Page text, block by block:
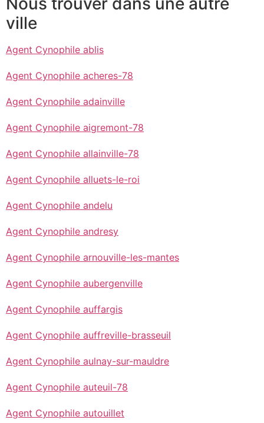
ville
Agent Cynophile ablis
Agent Cynophile acheres-78
Agent Cynophile adainville
Agent Cynophile aigremont-78
Agent Cynophile allainville-78
Agent Cynophile alluets-le-roi
Agent Cynophile andelu
Agent Cynophile andresy
Agent Cynophile arnouville-les-mantes
Agent Cynophile aubergenville
Agent Cynophile auffargis
Agent Cynophile auffreville-brasseuil
Agent Cynophile aulnay-sur-mauldre
Agent Cynophile auteuil-78
Agent Cynophile autouillet